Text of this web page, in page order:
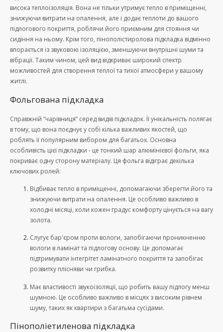
висока теплоізоляція. Вона не тільки утримує тепло в приміщенні,
знижуючи витрати на опалення, але і додає теплоти до вашого
підлогового покриття, роблячи його приємним для стояння чи
сидіння на ньому. Крім того, пінополістиролова підкладка відмінно
впорається із звуковою ізоляцією, зменшуючи внутрішні шуми та
вібрації. Таким чином, цей вид відкриває широкий спектр
можливостей для створення теплої та тихої атмосфери у вашому
житлі.
Фольгована підкладка
Справжній “чарівниця” серед видів підкладок. Її унікальність полягає
в тому, що вона поєднує у собі кілька важливих якостей, що
роблять її популярним вибором для багатьох. Основна
особливість цієї підкладки - це тонкий шар алюмінієвої фольги, яка
покриває одну сторону матеріалу. Ця фольга відіграє декілька
ключових ролей:
Відбиває тепло в приміщенні, допомагаючи зберегти його та
знижуючи витрати на опалення. Це особливо важливо в
холодні місяці, коли кожен градус комфорту цінується на вагу
золота.
Слугує бар'єром проти вологи, запобігаючи проникненню
вологи в ламінат та підлогову основу. Це допомагає
підтримувати інтегрітет ламінатного покриття та запобігає
розвитку плісняви чи грибка.
Має властивості звукоізоляції, що робить вашу підлогу менш
шумною. Це особливо важливо в місцях з високим рівнем
шуму, таких як квартири з багатьма сусідами.
Пінополіетиленова підкладка